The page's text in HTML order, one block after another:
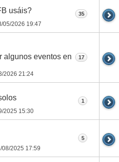
usáis?
05/2026 19:47
35
algunos eventos en
2026 21:24
17
2025 15:30
1
08/2025 17:59
5